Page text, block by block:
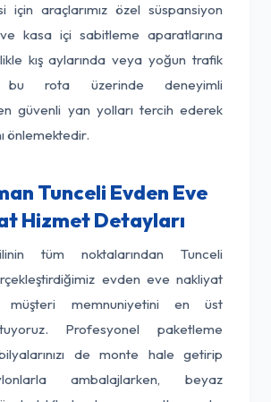
için araçlarımız özel süspansiyon
kasa içi sabitleme aparatlarına
kış aylarında veya yoğun trafik
bu rota üzerinde deneyimli
güvenli yan yolları tercih ederek
önlemektedir.
Tunceli Evden Eve
Hizmet Detayları
tüm noktalarından Tunceli
evden eve nakliyat
müşteri memnuniyetini en üst
Profesyonel paketleme
de monte hale getirip
ambalajlarken, beyaz